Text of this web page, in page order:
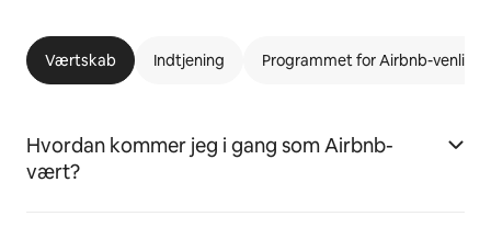
Værtskab Indtjening Programmet for Airbnb-venlige
Hvordan kommer jeg i gang som Airbnb-
vært?